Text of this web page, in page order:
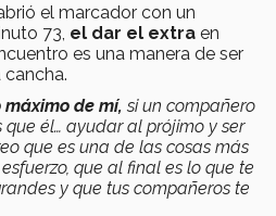
el marcador con un
73, el dar el extra en
es una manera de ser
de mí, si un compañero
él… ayudar al prójimo y ser
que es una de las cosas más
que al final es lo que te
y que tus compañeros te